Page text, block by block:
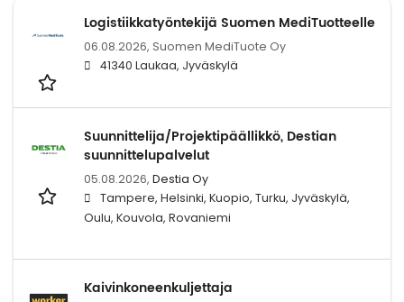
Logistiikkatyöntekijä Suomen MediTuotteelle
06.08.2026, Suomen MediTuote Oy
41340 Laukaa, Jyväskylä
Suunnittelija/Projektipäällikkö, Destian
suunnittelupalvelut
05.08.2026, Destia Oy
Tampere, Helsinki, Kuopio, Turku, Jyväskylä,
Oulu, Kouvola, Rovaniemi
Kaivinkoneenkuljettaja